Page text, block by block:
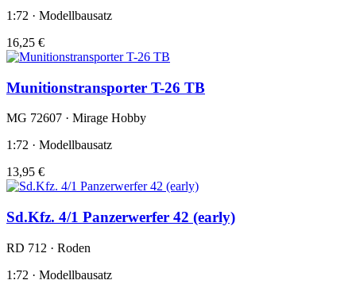
1:72 · Modellbausatz
16,25 €
Munitionstransporter T-26 TB
MG 72607 · Mirage Hobby
1:72 · Modellbausatz
13,95 €
Sd.Kfz. 4/1 Panzerwerfer 42 (early)
RD 712 · Roden
1:72 · Modellbausatz